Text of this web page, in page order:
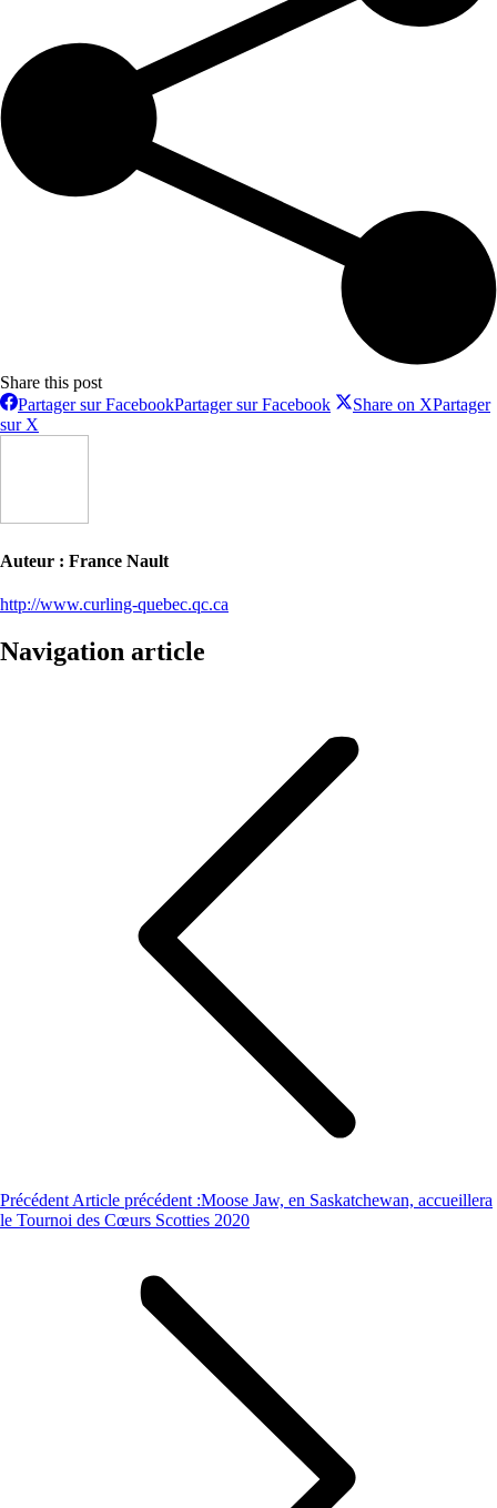
Share this post
Partager sur FacebookPartager sur Facebook Share on XPartager
sur X
Auteur : France Nault
http://www.curling-quebec.qc.ca
Navigation article
Précédent Article précédent :Moose Jaw, en Saskatchewan, accueillera
le Tournoi des Cœurs Scotties 2020